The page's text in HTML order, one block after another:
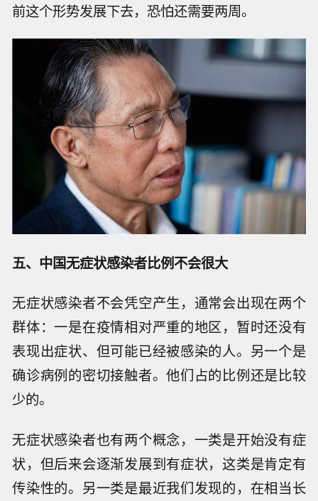
前这个形势发展下去，恐怕还需要两周。
五、中国无症状感染者比例不会很大
无症状感染者不会凭空产生，通常会出现在两个
群体：一是在疫情相对严重的地区，暂时还没有
表现出症状、但可能已经被感染的人。另一个是
确诊病例的密切接触者。他们占的比例还是比较
少的。
无症状感染者也有两个概念，一类是开始没有症
状，但后来会逐渐发展到有症状，这类是肯定有
传染性的。另一类是最近我们发现的，在相当长